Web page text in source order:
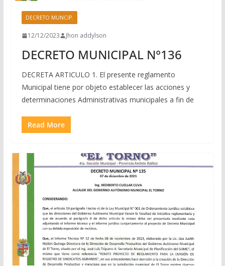
DECRETO MUNCIP.
12/12/2023 Jhon addylson
DECRETO MUNICIPAL N°136
DECRETA ARTICULO 1. El presente reglamento
Municipal tiene por objeto establecer las acciones y
determinaciones Administrativas municipales a fin de
Read More